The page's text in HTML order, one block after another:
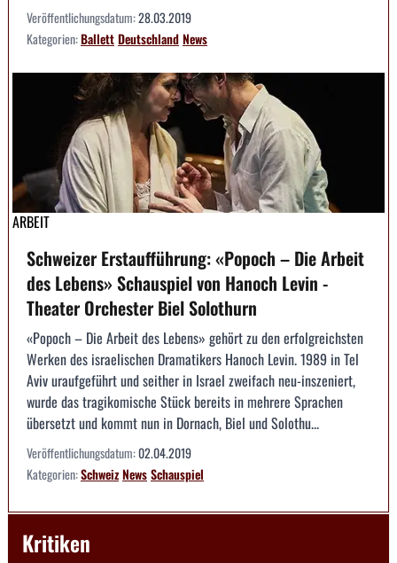
Veröffentlichungsdatum:28.03.2019
Kategorien:BallettDeutschlandNews
ARBEIT
Schweizer Erstaufführung: «Popoch – Die Arbeit
des Lebens» Schauspiel von Hanoch Levin -
Theater Orchester Biel Solothurn
«Popoch – Die Arbeit des Lebens» gehört zu den erfolgreichsten
Werken des israelischen Dramatikers Hanoch Levin. 1989 in Tel
Aviv uraufgeführt und seither in Israel zweifach neu-inszeniert,
wurde das tragikomische Stück bereits in mehrere Sprachen
übersetzt und kommt nun in Dornach, Biel und Solothu...
Veröffentlichungsdatum:02.04.2019
Kategorien:SchweizNewsSchauspiel
Kritiken